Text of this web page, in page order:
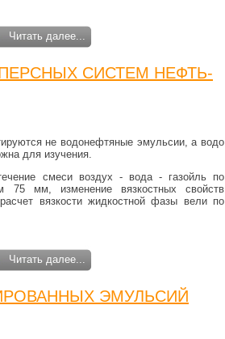
Читать далее...
СИСТЕМ НЕФТЬ-
не водонефтяные эмульсии, а водо
для изучения.
смеси воздух - вода - газойль по
75 мм, изменение вязкостных свойств
вязкости жидкостной фазы вели по
Читать далее...
ЭМУЛЬСИЙ